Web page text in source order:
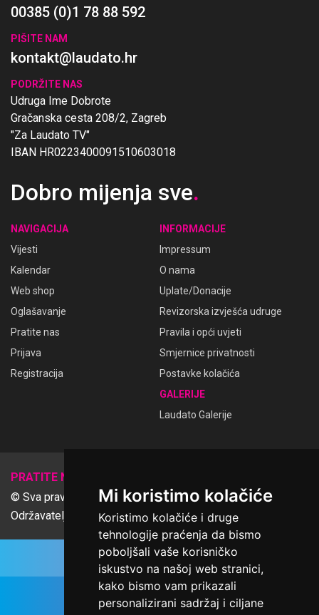
Mi koristimo kolačiće
Koristimo kolačiće i druge
tehnologije praćenja da bismo
poboljšali vaše korisničko
iskustvo na našoj web stranici,
kako bismo vam prikazali
personalizirani sadržaj i ciljane
00385 (0)1 78 88 592
PIŠITE NAM
kontakt@laudato.hr
PODRŽITE NAS
Udruga Ime Dobrote
Gračanska cesta 208/2, Zagreb
"Za Laudato TV"
IBAN HR0223400091510603018
Dobro mijenja sve.
NAVIGACIJA
Vijesti
Kalendar
Web shop
Oglašavanje
Pratite nas
Prijava
Registracija
INFORMACIJE
Impressum
O nama
Uplate/Donacije
Revizorska izvješća udruge
Pravila i opći uvjeti
Smjernice privatnosti
Postavke kolačića
GALERIJE
Laudato Galerije
PRATITE NAS
© Sva prava pridržana Udruga Ime dobrote
Održavatelj Netcom d.o.o., Riva 6, Rijeka